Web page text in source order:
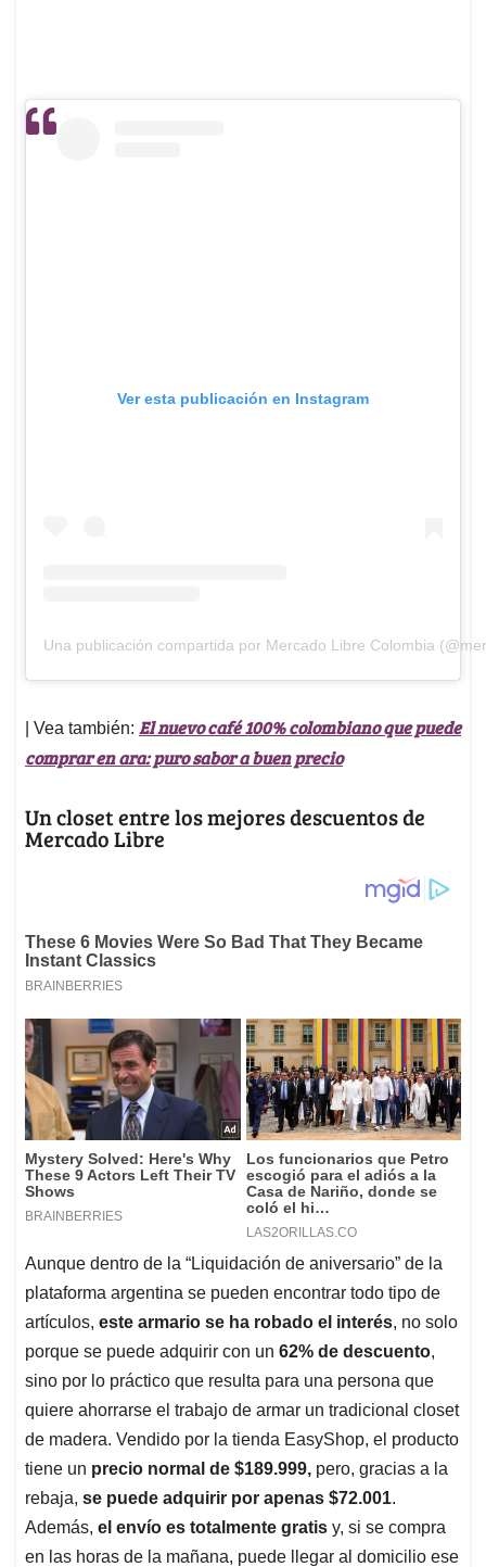
Ver esta publicación en Instagram
Una publicación compartida por Mercado Libre Colombia
| Vea también: El nuevo café 100% colombiano que puede
comprar en ara: puro sabor a buen precio
Un closet entre los mejores descuentos de
Mercado Libre
Aunque dentro de la “Liquidación de aniversario” de la
plataforma argentina se pueden encontrar todo tipo de
artículos, este armario se ha robado el interés, no solo
porque se puede adquirir con un 62% de descuento,
sino por lo práctico que resulta para una persona que
quiere ahorrarse el trabajo de armar un tradicional closet
de madera. Vendido por la tienda EasyShop, el producto
tiene un precio normal de $189.999, pero, gracias a la
rebaja, se puede adquirir por apenas $72.001.
Además, el envío es totalmente gratis y, si se compra
en las horas de la mañana, puede llegar al domicilio ese